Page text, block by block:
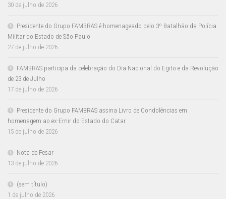
30 de julho de 2026
Presidente do Grupo FAMBRAS é homenageado pelo 3º Batalhão da Polícia
Militar do Estado de São Paulo
27 de julho de 2026
FAMBRAS participa da celebração do Dia Nacional do Egito e da Revolução
de 23 de Julho
17 de julho de 2026
Presidente do Grupo FAMBRAS assina Livro de Condolências em
homenagem ao ex-Emir do Estado do Catar
15 de julho de 2026
Nota de Pesar
13 de julho de 2026
(sem título)
1 de julho de 2026